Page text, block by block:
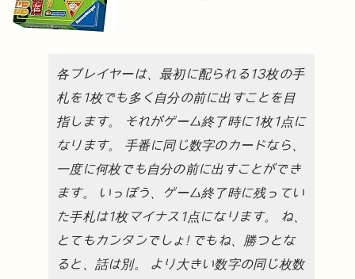
各プレイヤーは、最初に配られる13枚の手
札を1枚でも多く自分の前に出すことを目
指します。
それがゲーム終了時に1枚1点に
なります。
手番に同じ数字のカードなら、
一度に何枚でも自分の前に出すことができ
ます。
いっぽう、ゲーム終了時に残ってい
た手札は1枚マイナス1点になります。
ね、
とてもカンタンでしょ!でもね、勝つとな
ると、話は別。
より大きい数字の同じ枚数